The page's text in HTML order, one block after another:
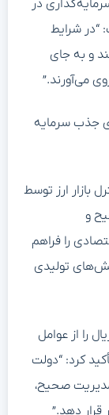
در
“در شرایط
و به جای
می‌آورند.”
جذب سرمایه
بازار ارز توسط
و
را فراهم
تولیدی
را از عوامل
کرد: “دولت
صحیح،
قرار دهد.”